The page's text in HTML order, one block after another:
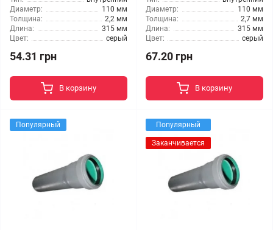
Диаметр:
110 мм
Толщина:
2,2 мм
Длина:
315 мм
Цвет:
серый
54.31 грн
В корзину
Диаметр:
110 мм
Толщина:
2,7 мм
Длина:
315 мм
Цвет:
серый
67.20 грн
В корзину
Популярный Популярный
Заканчивается